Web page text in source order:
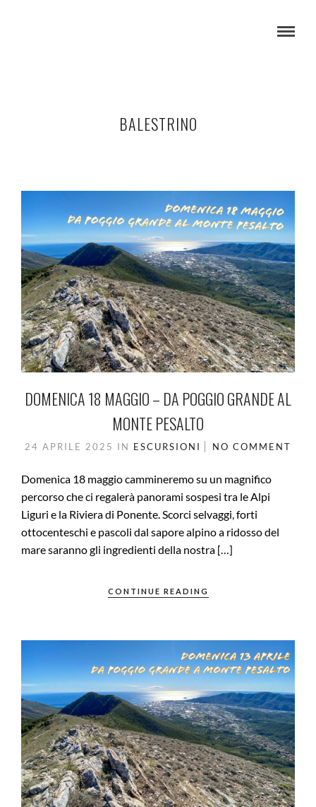
BALESTRINO
DOMENICA 18 MAGGIO – DA POGGIO GRANDE AL
MONTE PESALTO
24 APRILE 2025 IN ESCURSIONI NO COMMENT
Domenica 18 maggio cammineremo su un magnifico
percorso che ci regalerà panorami sospesi tra le Alpi
Liguri e la Riviera di Ponente. Scorci selvaggi, forti
ottocenteschi e pascoli dal sapore alpino a ridosso del
mare saranno gli ingredienti della nostra […]
CONTINUE READING